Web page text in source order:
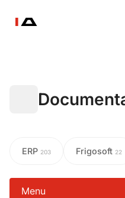
ERP 203 Frigosoft 22
Menu